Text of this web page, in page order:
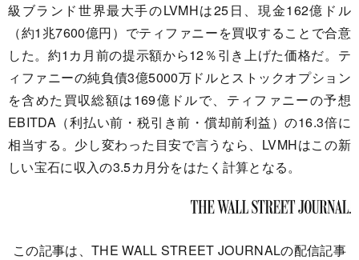
級ブランド世界最大手のLVMHは25日、現金162億ドル
（約1兆7600億円）でティファニーを買収することで合意
した。約1カ月前の提示額から12％引き上げた価格だ。テ
ィファニーの純負債3億5000万ドルとストックオプション
を含めた買収総額は169億ドルで、ティファニーの予想
EBITDA（利払い前・税引き前・償却前利益）の16.3倍に
相当する。少し変わった目安で言うなら、LVMHはこの新
しい宝石に収入の3.5カ月分をはたく計算となる。
この記事は、THE WALL STREET JOURNALの配信記事